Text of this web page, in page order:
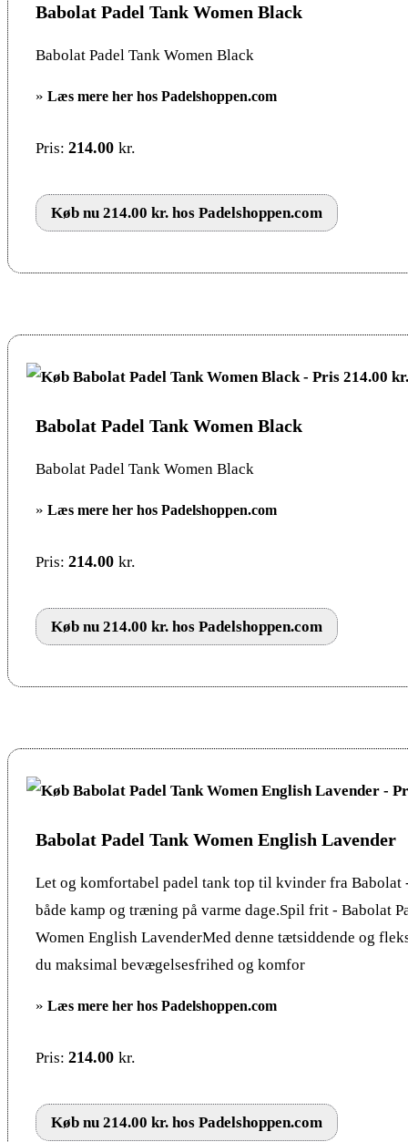
Babolat Padel Tank Women Black
Babolat Padel Tank Women Black
» Læs mere her hos Padelshoppen.com
Pris: 214.00 kr.
Køb nu 214.00 kr. hos Padelshoppen.com
Babolat Padel Tank Women Black
Babolat Padel Tank Women Black
» Læs mere her hos Padelshoppen.com
Pris: 214.00 kr.
Køb nu 214.00 kr. hos Padelshoppen.com
Babolat Padel Tank Women English Lavender
Let og komfortabel padel tank top til kvinder fra
både kamp og træning på varme dage.Spil frit - Babolat
Women English LavenderMed denne tætsiddende og
du maksimal bevægelsesfrihed og komfor
» Læs mere her hos Padelshoppen.com
Pris: 214.00 kr.
Køb nu 214.00 kr. hos Padelshoppen.com